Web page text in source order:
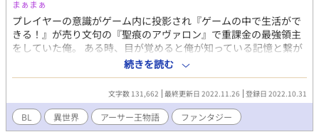
なアホの子。潜在的な皆川愛が強い。受け。 皆川（みなかわ）：
冷静クールイケメン。高橋に対してはヘタレ色が濃くなりがち。
攻め。 ※微ホラー要素あり
まぁまぁ
プレイヤーの意識がゲーム内に投影され『ゲームの中で生活がで
きる！』が売り文句の『聖痕のアヴァロン』で重課金の最強領主
をしていた俺。 ある時、目が覚めると俺が知っている記憶と繋が
らない、アレこれってどういうこと？ 『聖王』として、個性溢れ
る円卓の騎士達に囲まれながらファンタジーの世界で生きてい
く！！ ＊小説家になろうにてBK6800件↑感謝。 ＊自サイトとな
ろうでも連載中・18禁
続きを読む
文字数 131,662 最終更新日 2022.11.26 登録日 2022.10.31
BL 異世界 アーサー王物語 ファンタジー